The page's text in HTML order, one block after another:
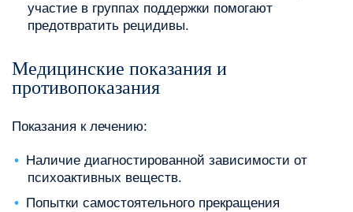
участие в группах поддержки помогают
предотвратить рецидивы.
Медицинские показания и
противопоказания
Показания к лечению:
Наличие диагностированной зависимости от
психоактивных веществ.
Попытки самостоятельного прекращения